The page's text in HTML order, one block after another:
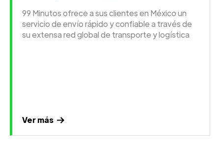
99 Minutos ofrece a sus clientes en México un
servicio de envío rápido y confiable a través de
su extensa red global de transporte y logística
Ver más